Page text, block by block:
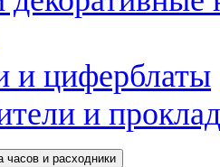
и циферблаты
и
часов и расходники